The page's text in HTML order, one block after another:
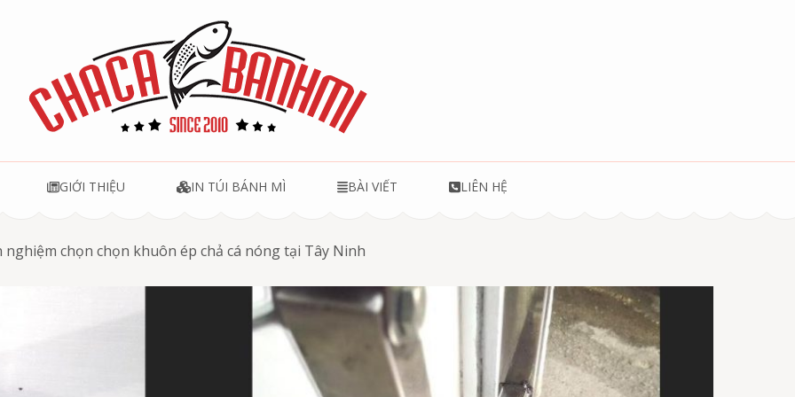
GIỚI THIỆU IN TÚI BÁNH MÌ BÀI VIẾT LIÊN HỆ
nghiệm chọn chọn khuôn ép chả cá nóng tại Tây Ninh